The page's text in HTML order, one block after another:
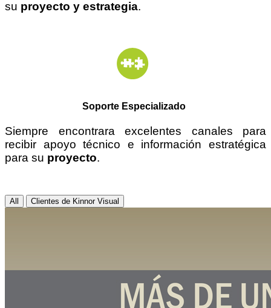
su proyecto y estrategia.
Soporte Especializado
Siempre encontrara excelentes canales para
recibir apoyo técnico e información estratégica
para su proyecto.
All Clientes de Kinnor Visual